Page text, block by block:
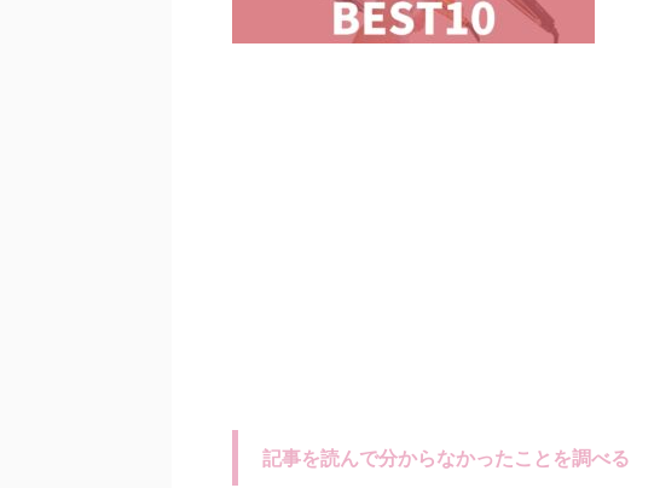
記事を読んで分からなかったことを調べる